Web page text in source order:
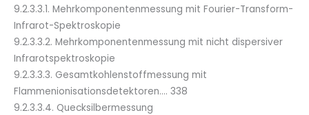
9.2.3.3.1. Mehrkomponentenmessung mit Fourier-Transform-
Infrarot-Spektroskopie
9.2.3.3.2. Mehrkomponentenmessung mit nicht dispersiver
Infrarotspektroskopie
9.2.3.3.3. Gesamtkohlenstoffmessung mit
Flammenionisationsdetektoren…. 338
9.2.3.3.4. Quecksilbermessung